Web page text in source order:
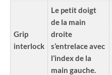
Grip
interlock
Le petit doigt
de la main
droite
s’entrelace avec
l’index de la
main gauche.